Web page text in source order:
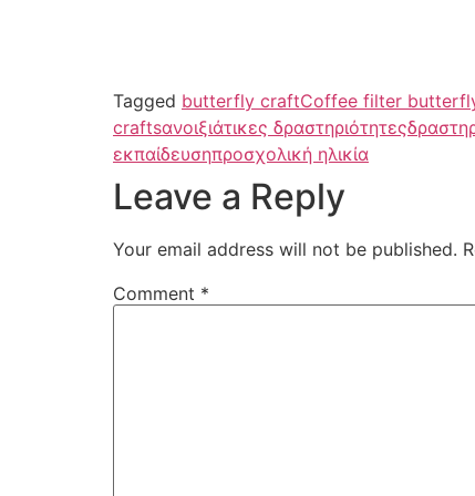
Tagged butterfly craftCoffee filter
craftsανοιξιάτικες δραστηριότητες
εκπαίδευσηπροσχολική ηλικία
Leave a Reply
Your email address will not be published.
Comment *